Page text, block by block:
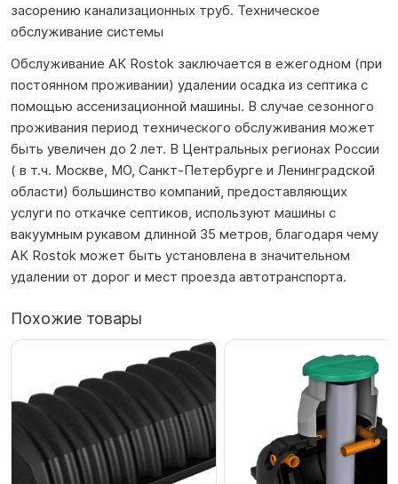
засорению канализационных труб. Техническое
обслуживание системы
Обслуживание АК Rostok заключается в ежегодном (при
постоянном проживании) удалении осадка из септика с
помощью ассенизационной машины. В случае сезонного
проживания период технического обслуживания может
быть увеличен до 2 лет. В Центральных регионах России
( в т.ч. Москве, МО, Санкт-Петербурге и Ленинградской
области) большинство компаний, предоставляющих
услуги по откачке септиков, используют машины с
вакуумным рукавом длинной 35 метров, благодаря чему
АК Rostok может быть установлена в значительном
удалении от дорог и мест проезда автотранспорта.
Похожие товары